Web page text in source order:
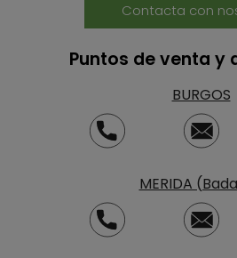
Contacta con
Puntos de venta y
BURGOS
MERIDA